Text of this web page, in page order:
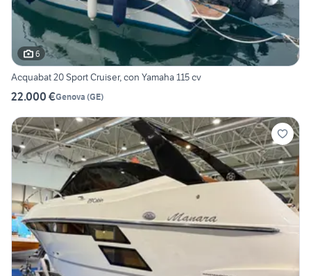
6
Acquabat 20 Sport Cruiser, con Yamaha 115 cv
22.000 €Genova (GE)